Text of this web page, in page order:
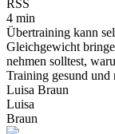
RSS
4 min
Übertraining kann
Gleichgewicht
nehmen solltest,
Training gesund und
Luisa Braun
Luisa
Braun